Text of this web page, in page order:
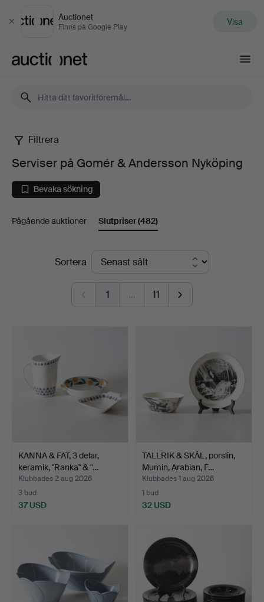
Stäng
Auctionet
Finns på Google Play Visa
Serviser
på
Gomér
Andersson
Nyköping
Filtrera
Serviser på Gomér & Andersson Nyköping
Bevaka sökning
Pågående auktioner Slutpriser(482)
SlutpriserSortera
1 … 11
KANNA & FAT, 3 delar,
keramik, "Ranka" & "…
Klubbades 2 aug 2026
3 bud
37 USD
TALLRIK & SKÅL, porslin,
Mumin, Arabian, F…
Klubbades 1 aug 2026
1 bud
32 USD